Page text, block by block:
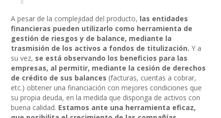
A pesar de la complejidad del producto, las entidades
financieras pueden utilizarlo como herramienta de
gestión de riesgos y de balance, mediante la
trasmisión de los activos a fondos de titulización.Y a
su vez, se está observando los beneficios para las
empresas, al permitir, mediante la cesión de derechos
de crédito de sus balances (facturas, cuentas a cobrar,
etc.) obtener una financiación con mejores condiciones que
su propia deuda, en la medida que disponga de activos con
buena calidad. Estamos ante una herramienta eficaz,